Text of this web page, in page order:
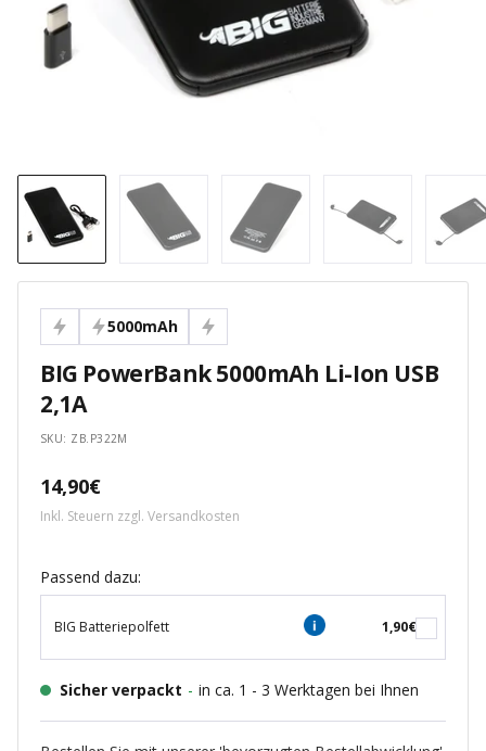
5000mAh
BIG PowerBank 5000mAh Li-Ion USB
2,1A
SKU: ZB.P322M
Angebotspreis
14,90€
Inkl. Steuern zzgl. Versandkosten
Passend dazu:
BIG Batteriepolfett 1,90€
Sicher verpackt - in ca. 1 - 3 Werktagen bei Ihnen